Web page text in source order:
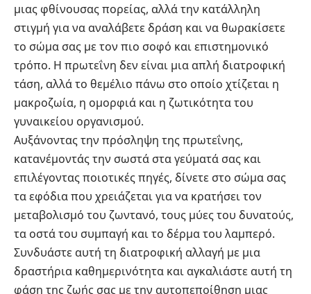
μιας φθίνουσας πορείας, αλλά την κατάλληλη
στιγμή για να αναλάβετε δράση και να θωρακίσετε
το σώμα σας με τον πιο σοφό και επιστημονικό
τρόπο. Η πρωτεΐνη δεν είναι μια απλή διατροφική
τάση, αλλά το θεμέλιο πάνω στο οποίο χτίζεται η
μακροζωία, η ομορφιά και η ζωτικότητα του
γυναικείου οργανισμού.
Αυξάνοντας την πρόσληψη της πρωτεΐνης,
κατανέμοντάς την σωστά στα γεύματά σας και
επιλέγοντας ποιοτικές πηγές, δίνετε στο σώμα σας
τα εφόδια που χρειάζεται για να κρατήσει τον
μεταβολισμό του ζωντανό, τους μύες του δυνατούς,
τα οστά του συμπαγή και το δέρμα του λαμπερό.
Συνδυάστε αυτή τη διατροφική αλλαγή με μια
δραστήρια καθημερινότητα και αγκαλιάστε αυτή τη
φάση της ζωής σας με την αυτοπεποίθηση μιας